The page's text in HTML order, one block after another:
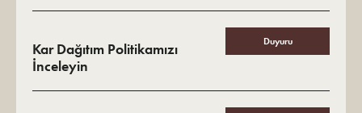
Kar Dağıtım Politikamızı
İnceleyin
Duyuru